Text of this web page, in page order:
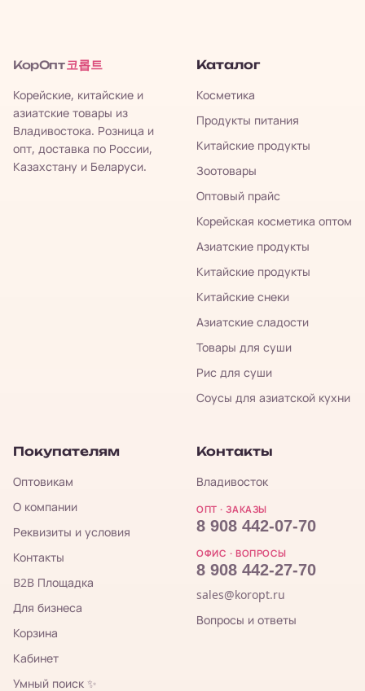
КорОпт 코롭트
Корейские, китайские и
азиатские товары из
Владивостока. Розница и
опт, доставка по России,
Казахстану и Беларуси.
Каталог
Косметика
Продукты питания
Китайские продукты
Зоотовары
Оптовый прайс
Корейская косметика оптом
Азиатские продукты
Китайские продукты
Китайские снеки
Азиатские сладости
Товары для суши
Рис для суши
Соусы для азиатской кухни
Покупателям
Оптовикам
О компании
Реквизиты и условия
Контакты
B2B Площадка
Для бизнеса
Корзина
Кабинет
Умный поиск ✨
Контакты
Владивосток
ОПТ · ЗАКАЗЫ
8 908 442-07-70
ОФИС · ВОПРОСЫ
8 908 442-27-70
sales@koropt.ru
Вопросы и ответы